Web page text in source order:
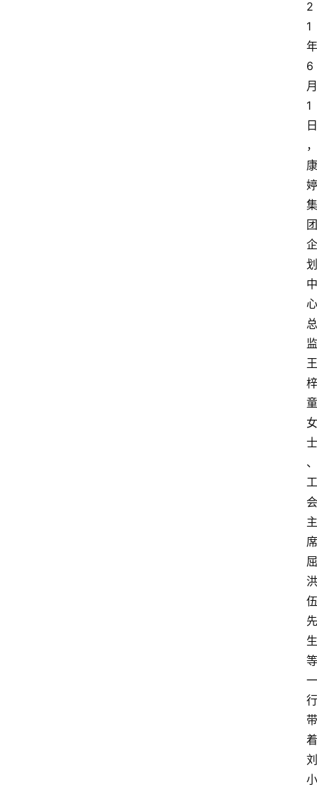
2
1
年
6
月
1
日
，
康
婷
集
团
企
划
中
心
总
监
王
梓
童
女
士
、
工
会
主
席
屈
洪
伍
先
生
等
一
行
带
着
刘
小